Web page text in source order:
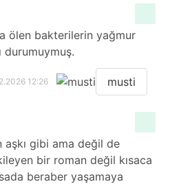
ölen bakterilerin yağmur
durumuymuş.
12:26 musti
aşkı gibi ama değil de
bir roman değil kısaca
beraber yaşamaya